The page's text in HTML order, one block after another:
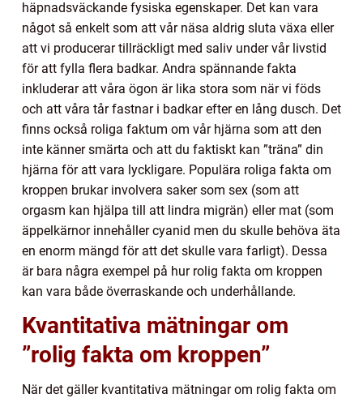
häpnadsväckande fysiska egenskaper. Det kan vara
något så enkelt som att vår näsa aldrig sluta växa eller
att vi producerar tillräckligt med saliv under vår livstid
för att fylla flera badkar. Andra spännande fakta
inkluderar att våra ögon är lika stora som när vi föds
och att våra tår fastnar i badkar efter en lång dusch. Det
finns också roliga faktum om vår hjärna som att den
inte känner smärta och att du faktiskt kan ”träna” din
hjärna för att vara lyckligare. Populära roliga fakta om
kroppen brukar involvera saker som sex (som att
orgasm kan hjälpa till att lindra migrän) eller mat (som
äppelkärnor innehåller cyanid men du skulle behöva äta
en enorm mängd för att det skulle vara farligt). Dessa
är bara några exempel på hur rolig fakta om kroppen
kan vara både överraskande och underhållande.
Kvantitativa mätningar om
”rolig fakta om kroppen”
När det gäller kvantitativa mätningar om rolig fakta om